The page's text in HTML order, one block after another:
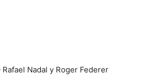
Nadal y Roger Federer